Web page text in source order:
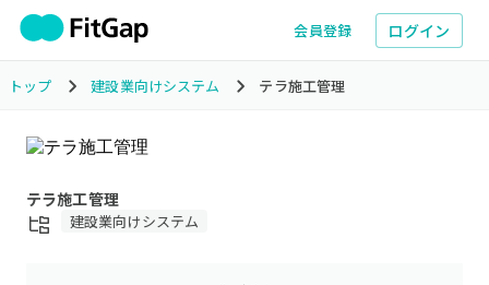
会員登録 ログイン
トップ 建設業向けシステム テラ施工管理
テラ施工管理
建設業向けシステム